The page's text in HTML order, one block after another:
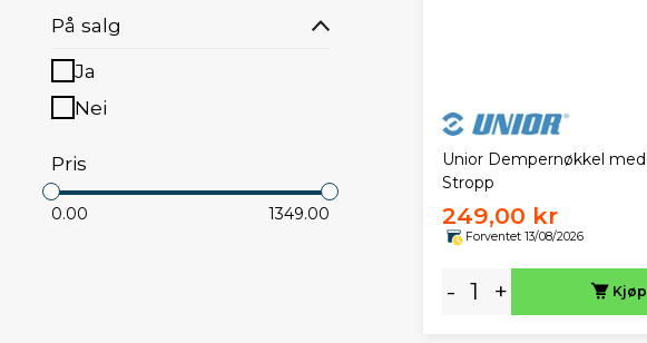
På salg
Ja
Nei
Pris
0.00 1349.00
Unior Dempernøkkel med
Stropp
249,00 kr
Forventet 13/08/2026
- + Kjøp